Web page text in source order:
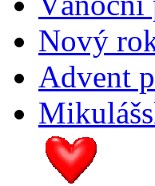
Nový
Advent